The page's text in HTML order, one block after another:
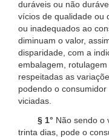
duráveis ou não
vícios de qualidade ou
ou inadequados ao
diminuam o valor,
disparidade, com a
embalagem,
respeitadas as
podendo o
viciadas.
§ 1° Não sendo o
trinta dias, pode o